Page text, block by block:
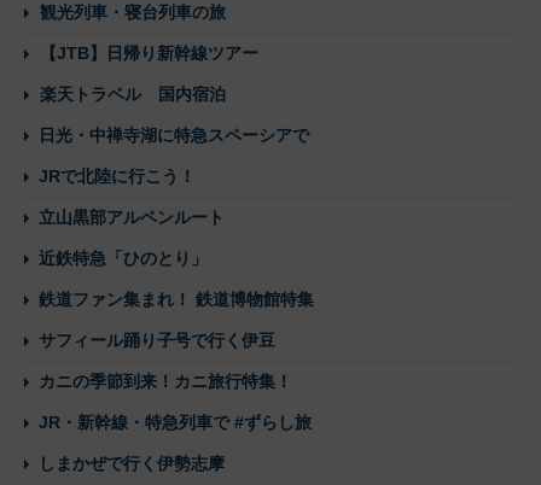
観光列車・寝台列車の旅
【JTB】日帰り新幹線ツアー
楽天トラベル 国内宿泊
日光・中禅寺湖に特急スペーシアで
JRで北陸に行こう！
立山黒部アルペンルート
近鉄特急「ひのとり」
鉄道ファン集まれ！ 鉄道博物館特集
サフィール踊り子号で行く伊豆
カニの季節到来！カニ旅行特集！
JR・新幹線・特急列車で #ずらし旅
しまかぜで行く伊勢志摩